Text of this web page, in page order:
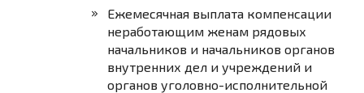
Ежемесячная выплата компенсации
неработающим женам рядовых
начальников и начальников органов
внутренних дел и учреждений и
органов уголовно-исполнительной